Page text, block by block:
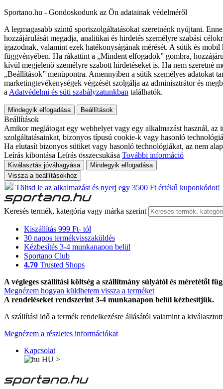
Sportano.hu - Gondoskodunk az Ön adatainak védelméről
A legmagasabb szintű sportszolgáltatásokat szeretnénk nyújtani.
hozzájárulását megadja, analitikai és hirdetés személyre szabási
igazodnak, valamint ezek hatékonyságának mérését. A sütik és
függvényében. Ha rákattint a „Mindent elfogadok” gombra,
kívül megjelenő személyre szabott hirdetéseket is. Ha nem szeretné
„Beállítások” menüpontra. Amennyiben a sütik személyes adatokat
marketingtevékenységek végzését szolgálja az adminisztrátor és
a Adatvédelmi és süti szabályzatunkban találhatók.
Mindegyik elfogadása Beállítások
Beállítások
Amikor meglátogat egy webhelyet vagy egy alkalmazást használ,
szolgáltatásainkat, bizonyos típusú cookie-k vagy hasonló
Ha elutasít bizonyos sütiket vagy hasonló technológiákat, az nem
Leírás kibontása Leírás összecsukása További információ
Kiválasztás jóváhagyása
Mindegyik elfogadása
Vissza a beállításokhoz
Töltsd le az alkalmazást és nyerj egy 3500 Ft értékű kuponkódot!
Keresés termék, kategória vagy márka szerint
Kiszállítás 999 Ft- tól
30 napos termékvisszaküldés
Kézbesítés 3-4 munkanapon belül
Sportano Club
4.70 Trusted Shops
A végleges szállítási költség a szállítmány súlyától és méretétől
Megnézem hogyan küldhetem vissza a terméket
A rendeléseket rendszerint 3-4 munkanapon belül kézbesítjük.
A szállítási idő a termék rendelkezésre állásától valamint a
Megnézem a részletes információkat
Kapcsolat
HU >